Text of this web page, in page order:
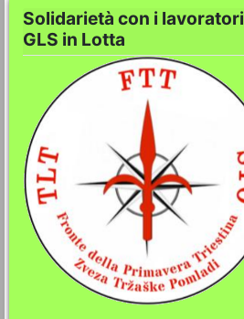
Solidarietà con i lavoratori
GLS in Lotta